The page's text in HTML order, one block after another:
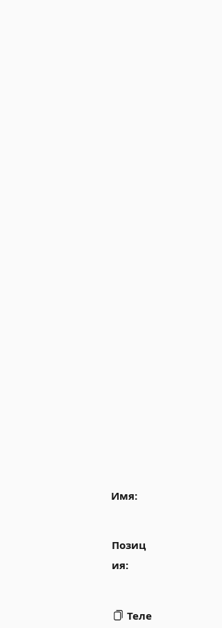
Имя:
Позиц
ия:
Теле